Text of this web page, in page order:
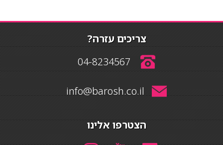
צריכים עזרה?
04-8234567
info@barosh.co.il
הצטרפו אלינו